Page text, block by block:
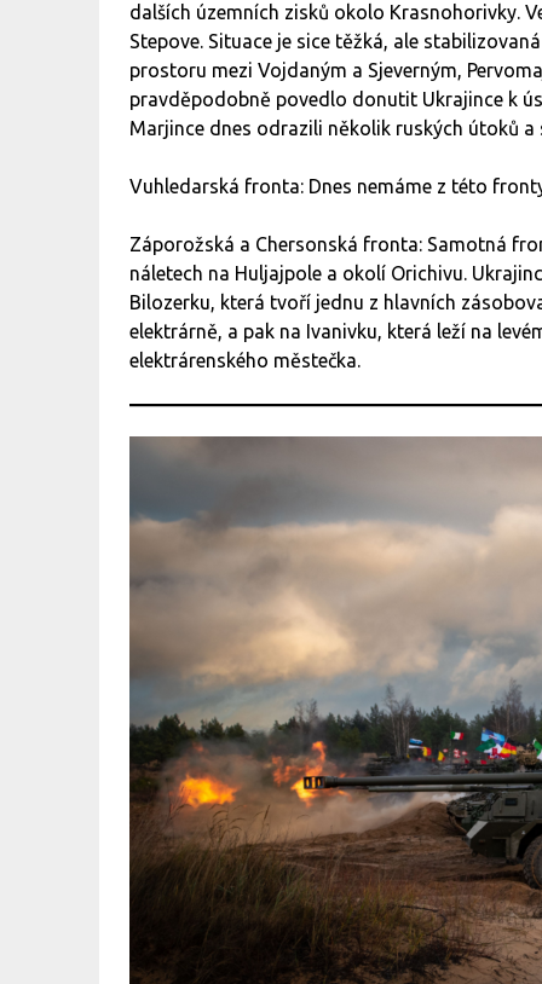
dalších územních zisků okolo Krasnohorivky.
Stepove. Situace je sice těžká, ale
prostoru mezi Vojdaným a Sjeverným,
pravděpodobně povedlo donutit Ukrajince k
Marjince dnes odrazili několik ruských útoků
Vuhledarská fronta: Dnes nemáme z této
Záporožská a Chersonská fronta: Samotná
náletech na Huljajpole a okolí Orichivu.
Bilozerku, která tvoří jednu z hlavních
elektrárně, a pak na Ivanivku, která leží na
elektrárenského městečka.